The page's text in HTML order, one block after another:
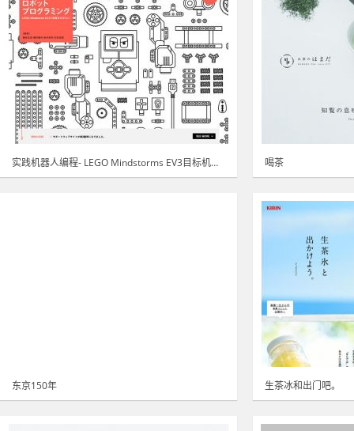
实践机器人编程- LEGO Mindstorms EV3目标机器人! 喝茶
东京150年 生茶冰和出门吧。